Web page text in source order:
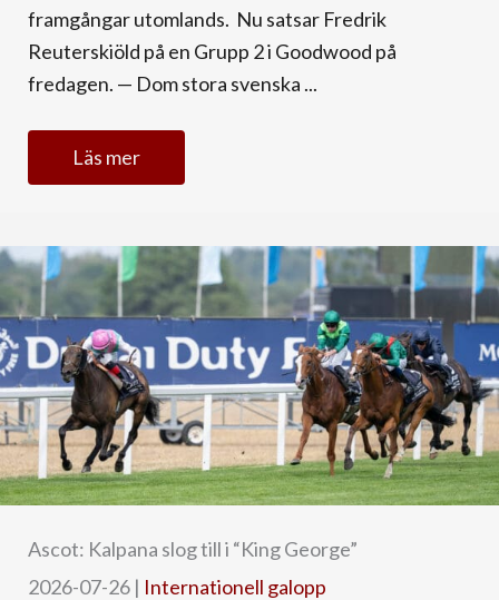
framgångar utomlands. Nu satsar Fredrik
Reuterskiöld på en Grupp 2 i Goodwood på
fredagen. — Dom stora svenska ...
Läs mer
Ascot: Kalpana slog till i “King George”
2026-07-26 | Internationell galopp